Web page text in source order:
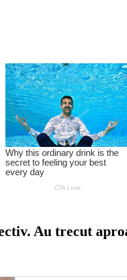
Au trecut